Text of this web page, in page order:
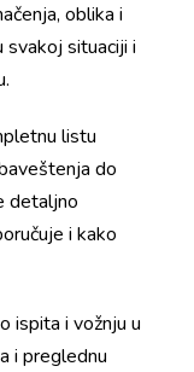
oblika i
svakoj situaciji i
listu
do
detaljno
i kako
ispita i vožnju u
i preglednu